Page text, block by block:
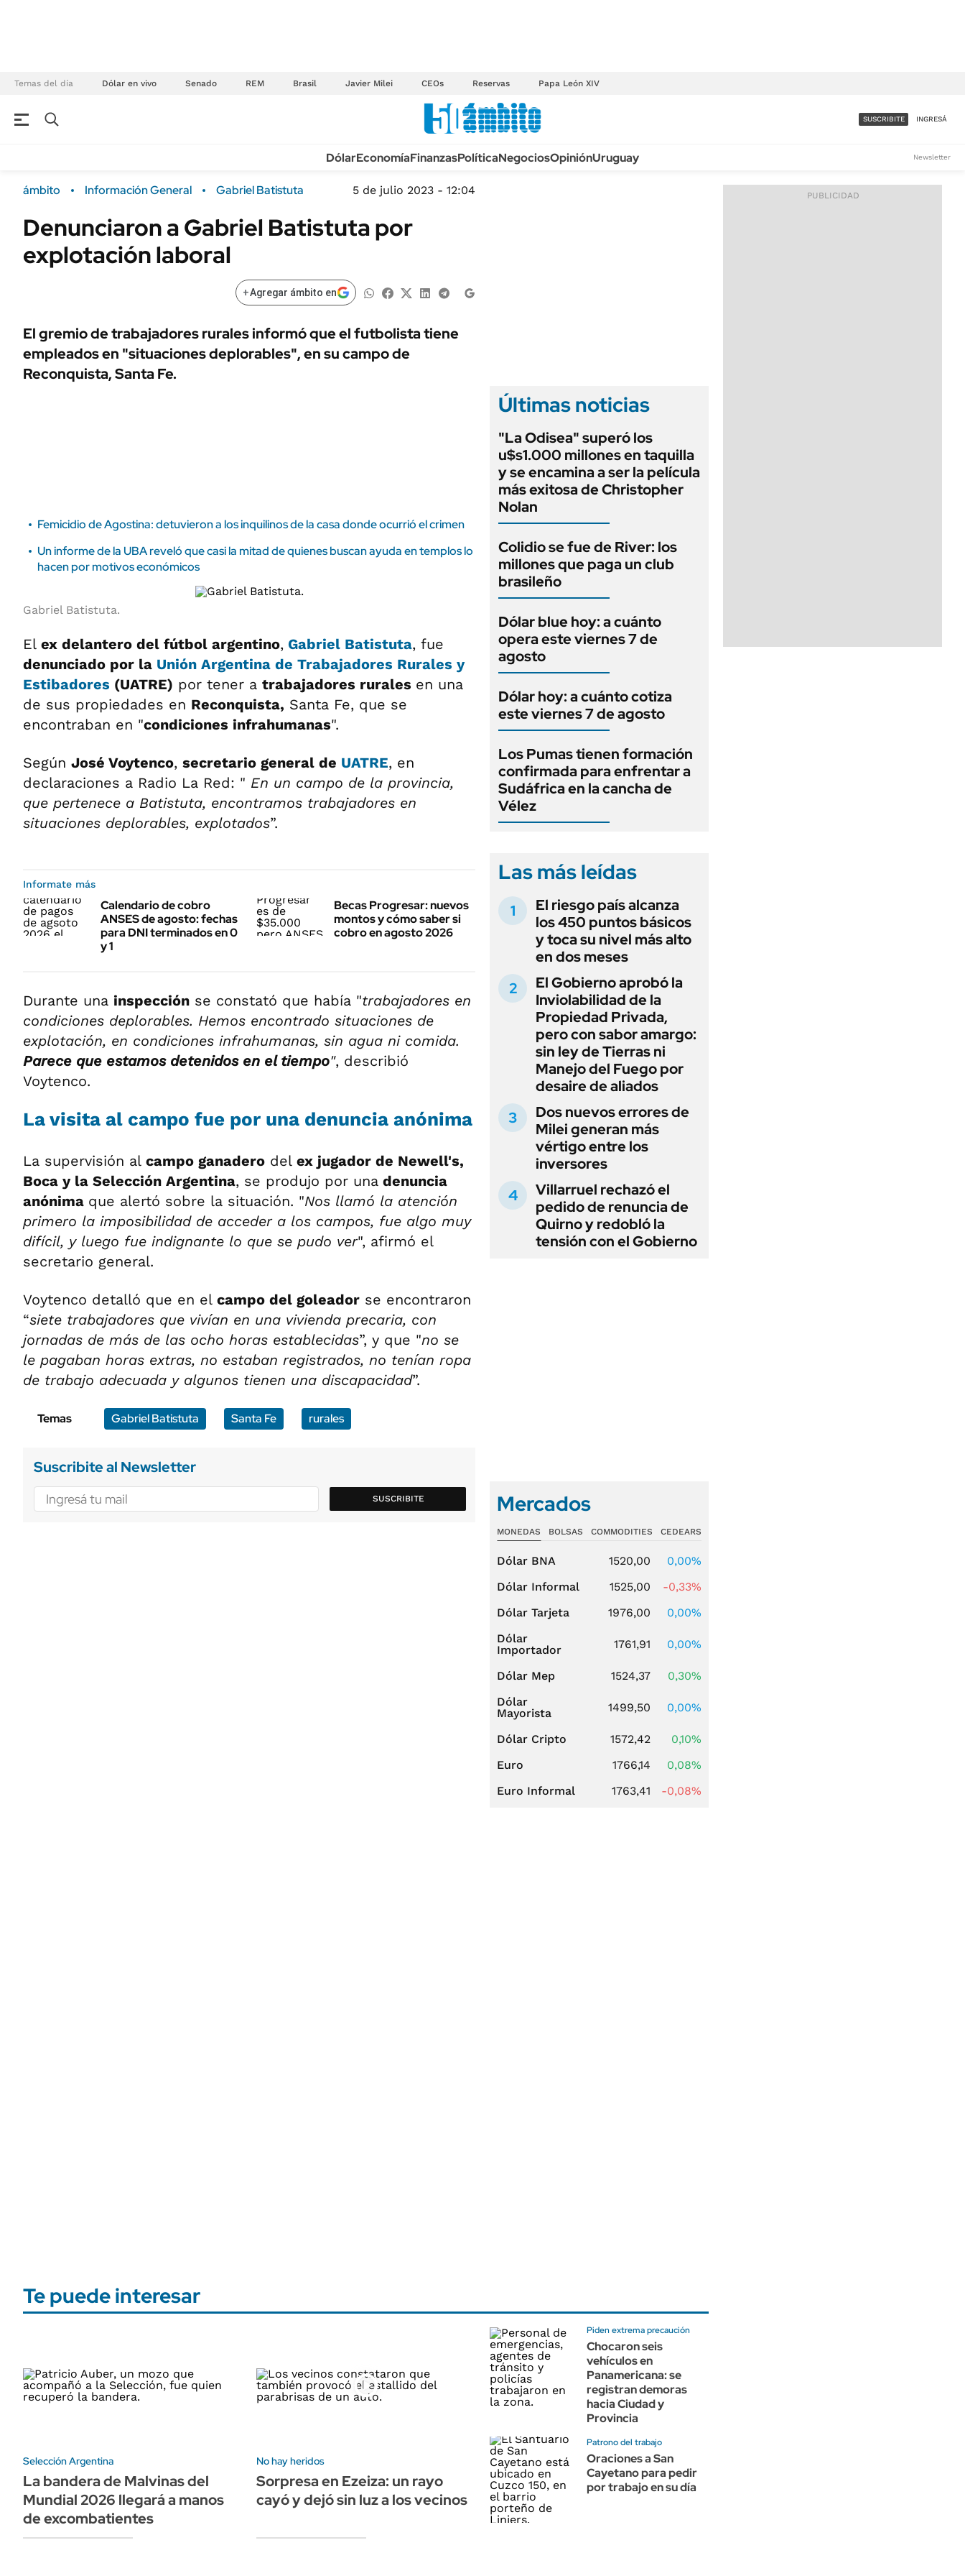
Temas del día Dólar en vivo Senado REM Brasil Javier Milei CEOs Reservas Papa León XIV
Campo
FINANZAS
ÁMBITO DEBATE
MEDIAKIT AMBITO DEBATE
Sustentabilidad
Seguros
POLÍTICA
TECNOLOGÍA
MÉXICO
MUNDO
LIFESTYLE
AUTOS
ACCESO FULL - $1.800/MES
SUSCRIBITE INGRESÁ
DólarEconomíaFinanzasPolíticaNegociosOpiniónUruguay Newsletter
ámbito Información General Gabriel Batistuta 5 de julio 2023 - 12:04
Denunciaron a Gabriel Batistuta por
explotación laboral
+Agregar ámbito en
El gremio de trabajadores rurales informó que el futbolista tiene
empleados en "situaciones deplorables", en su campo de
Reconquista, Santa Fe.
Femicidio de Agostina: detuvieron a los inquilinos de la casa donde ocurrió el crimen
Un informe de la UBA reveló que casi la mitad de quienes buscan ayuda en templos lo
hacen por motivos económicos
Gabriel Batistuta.
El ex delantero del fútbol argentino, Gabriel Batistuta, fue
denunciado por la Unión Argentina de Trabajadores Rurales y
Estibadores (UATRE) por tener a trabajadores rurales en una
de sus propiedades en Reconquista, Santa Fe, que se
encontraban en "condiciones infrahumanas".
Según José Voytenco, secretario general de UATRE, en
declaraciones a Radio La Red: " En un campo de la provincia,
que pertenece a Batistuta, encontramos trabajadores en
situaciones deplorables, explotados”.
Informate más
Calendario de cobro
ANSES de agosto: fechas
para DNI terminados en 0
y 1
Becas Progresar: nuevos
montos y cómo saber si
cobro en agosto 2026
Durante una inspección se constató que había "trabajadores en
condiciones deplorables. Hemos encontrado situaciones de
explotación, en condiciones infrahumanas, sin agua ni comida.
Parece que estamos detenidos en el tiempo", describió
Voytenco.
La visita al campo fue por una denuncia anónima
La supervisión al campo ganadero del ex jugador de Newell's,
Boca y la Selección Argentina, se produjo por una denuncia
anónima que alertó sobre la situación. "Nos llamó la atención
primero la imposibilidad de acceder a los campos, fue algo muy
difícil, y luego fue indignante lo que se pudo ver", afirmó el
secretario general.
Voytenco detalló que en el campo del goleador se encontraron
“siete trabajadores que vivían en una vivienda precaria, con
jornadas de más de las ocho horas establecidas”, y que "no se
le pagaban horas extras, no estaban registrados, no tenían ropa
de trabajo adecuada y algunos tienen una discapacidad”.
Temas Gabriel Batistuta Santa Fe rurales
Suscribite al Newsletter
SUSCRIBITE
Últimas noticias
"La Odisea" superó los
u$s1.000 millones en taquilla
y se encamina a ser la película
más exitosa de Christopher
Nolan
Colidio se fue de River: los
millones que paga un club
brasileño
Dólar blue hoy: a cuánto
opera este viernes 7 de
agosto
Dólar hoy: a cuánto cotiza
este viernes 7 de agosto
Los Pumas tienen formación
confirmada para enfrentar a
Sudáfrica en la cancha de
Vélez
Las más leídas
El riesgo país alcanza
los 450 puntos básicos
y toca su nivel más alto
en dos meses
El Gobierno aprobó la
Inviolabilidad de la
Propiedad Privada,
pero con sabor amargo:
sin ley de Tierras ni
Manejo del Fuego por
desaire de aliados
Dos nuevos errores de
Milei generan más
vértigo entre los
inversores
Villarruel rechazó el
pedido de renuncia de
Quirno y redobló la
tensión con el Gobierno
Mercados
MONEDAS BOLSAS COMMODITIES CEDEARS
Dólar BNA 1520,00
0,00%
Dólar Informal
1525,00
-0,33%
Dólar Tarjeta
1976,00
0,00%
Dólar
Importador
1761,91 0,00%
Dólar Mep 1524,37
0,30%
Dólar
Mayorista
1499,50 0,00%
Dólar Cripto 1572,42
0,10%
Euro
1766,14
0,08%
Euro Informal
1763,41 -0,08%
Te puede interesar
Selección Argentina
La bandera de Malvinas del
Mundial 2026 llegará a manos
de excombatientes
No hay heridos
Sorpresa en Ezeiza: un rayo
cayó y dejó sin luz a los vecinos
Piden extrema precaución
Chocaron seis
vehículos en
Panamericana: se
registran demoras
hacia Ciudad y
Provincia
Patrono del trabajo
Oraciones a San
Cayetano para pedir
por trabajo en su día